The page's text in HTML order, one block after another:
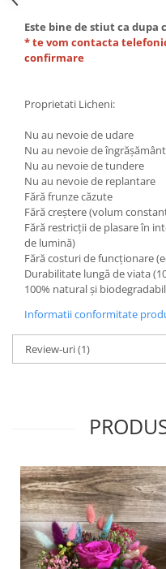
Este bine de stiut ca dupa
* te vom contacta
confirmare
Proprietati Licheni:
Nu au nevoie de udare
Nu au nevoie de îngrășământ
Nu au nevoie de tundere
Nu au nevoie de replantare
Fără frunze căzute
Fără creștere (volum
Fără restricții de plasare în
de lumină)
Fără costuri de funcționare
Durabilitate lungă de viata
100% natural și biodegradabil
Informatii conformitate
Review-uri(1)